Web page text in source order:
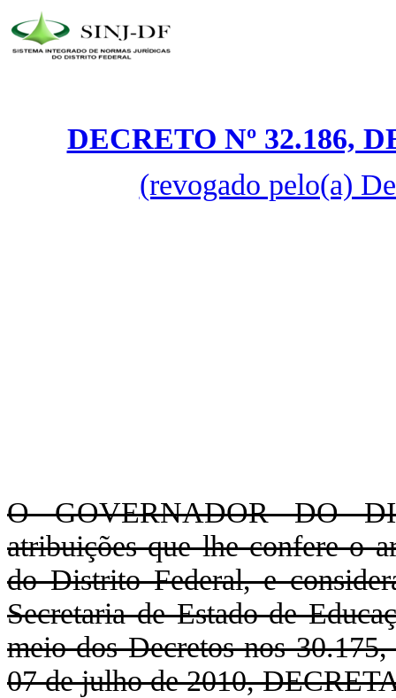
DECRETO Nº 32.186,
(revogado pelo(a)
O GOVERNADOR DO
atribuições que lhe confere o
do Distrito Federal, e
Secretaria de Estado de
meio dos Decretos nos
07 de julho de 2010,